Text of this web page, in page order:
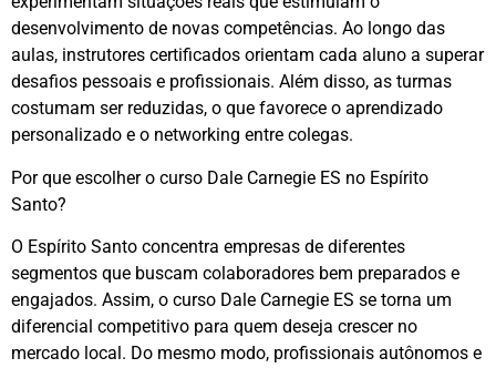
desenvolvimento de novas competências. Ao longo das
aulas, instrutores certificados orientam cada aluno a superar
desafios pessoais e profissionais. Além disso, as turmas
costumam ser reduzidas, o que favorece o aprendizado
personalizado e o networking entre colegas.
Por que escolher o curso Dale Carnegie ES no Espírito
Santo?
O Espírito Santo concentra empresas de diferentes
segmentos que buscam colaboradores bem preparados e
engajados. Assim, o curso Dale Carnegie ES se torna um
diferencial competitivo para quem deseja crescer no
mercado local. Do mesmo modo, profissionais autônomos e